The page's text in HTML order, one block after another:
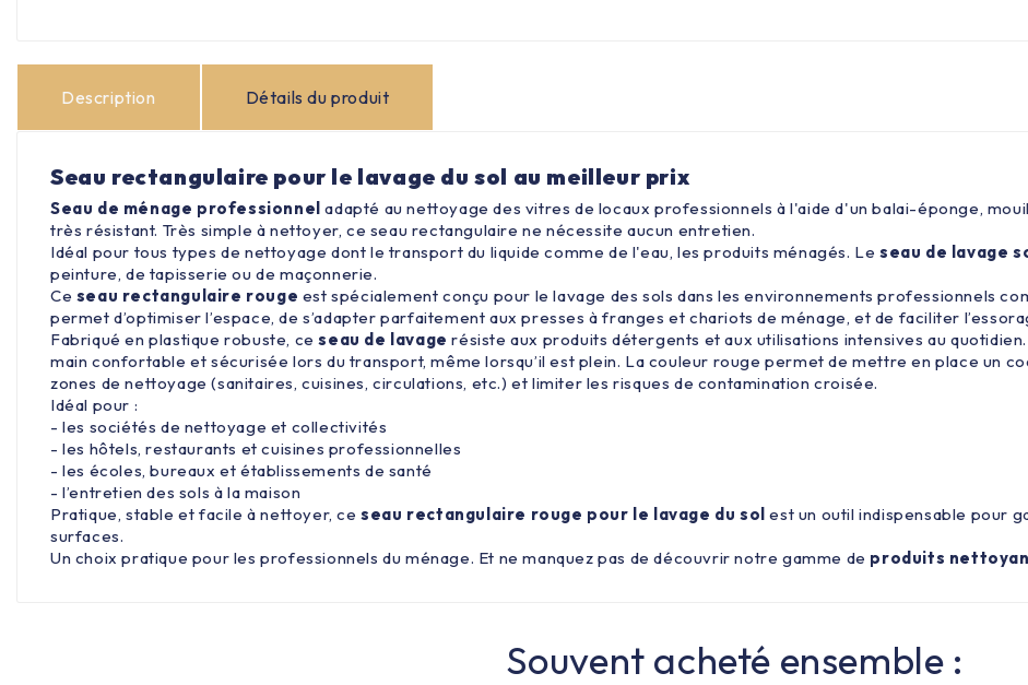
Description Détails du produit
Seau rectangulaire pour le lavage du sol au meilleur prix
Seau de ménage professionnel adapté au nettoyage des vitres de locaux professionnels à l'aide d'un balai-éponge,
très résistant. Très simple à nettoyer, ce seau rectangulaire ne nécessite aucun entretien.
Idéal pour tous types de nettoyage dont le transport du liquide comme de l'eau, les produits ménagés. Le seau de lavage
peinture, de tapisserie ou de maçonnerie.
Ce seau rectangulaire rouge est spécialement conçu pour le lavage des sols dans les environnements professionnels
permet d’optimiser l’espace, de s’adapter parfaitement aux presses à franges et chariots de ménage, et de faciliter
Fabriqué en plastique robuste, ceseau de lavage résiste aux produits détergents et aux utilisations intensives au
main confortable et sécurisée lors du transport, même lorsqu’il est plein. La couleur rouge permet de mettre en place un
zones de nettoyage (sanitaires, cuisines, circulations, etc.) et limiter les risques de contamination croisée.
Idéal pour :
- les sociétés de nettoyage et collectivités
- les hôtels, restaurants et cuisines professionnelles
- les écoles, bureaux et établissements de santé
- l’entretien des sols à la maison
Pratique, stable et facile à nettoyer, ceseau rectangulaire rouge pour le lavage du sol est un outil indispensable pour
surfaces.
Un choix pratique pour les professionnels du ménage. Et ne manquez pas de découvrir notre gamme de produits
Souvent acheté ensemble :